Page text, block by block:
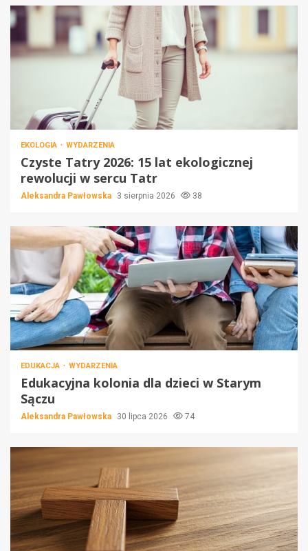
EKOLOGIA WYDARZENIA
Czyste Tatry 2026: 15 lat ekologicznej
rewolucji w sercu Tatr
Aleksandra Pawłowska 3 sierpnia 2026 38
EDUKACJA WYDARZENIA
Edukacyjna kolonia dla dzieci w Starym
Sączu
Aleksandra Pawłowska 30 lipca 2026 74